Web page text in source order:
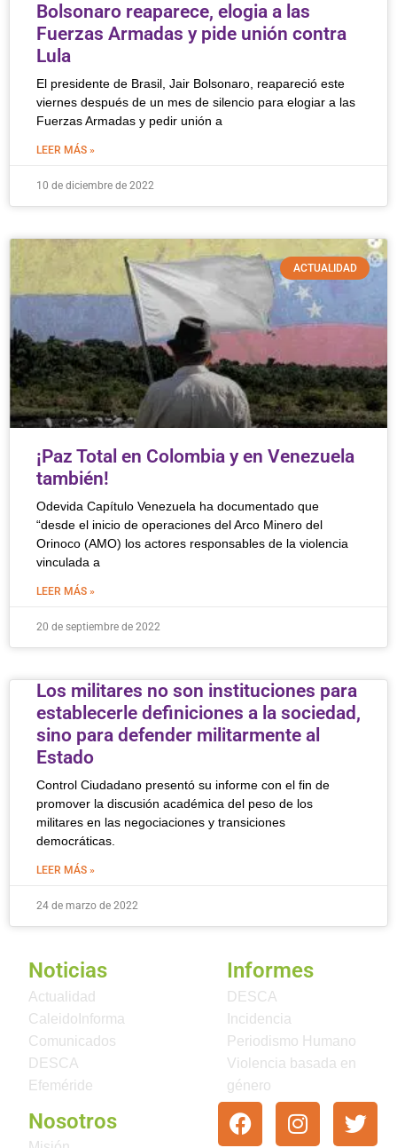
Bolsonaro reaparece, elogia a las
Fuerzas Armadas y pide unión contra
Lula
El presidente de Brasil, Jair Bolsonaro, reapareció este
viernes después de un mes de silencio para elogiar a las
Fuerzas Armadas y pedir unión a
LEER MÁS »
10 de diciembre de 2022
ACTUALIDAD
¡Paz Total en Colombia y en Venezuela
también!
Odevida Capítulo Venezuela ha documentado que
“desde el inicio de operaciones del Arco Minero del
Orinoco (AMO) los actores responsables de la violencia
vinculada a
LEER MÁS »
20 de septiembre de 2022
Los militares no son instituciones para
establecerle definiciones a la sociedad,
sino para defender militarmente al
Estado
Control Ciudadano presentó su informe con el fin de
promover la discusión académica del peso de los
militares en las negociaciones y transiciones
democráticas.
LEER MÁS »
24 de marzo de 2022
Noticias
Actualidad
CaleidoInforma
Comunicados
DESCA
Efeméride
Informes
DESCA
Incidencia
Periodismo Humano
Violencia basada en
género
Nosotros